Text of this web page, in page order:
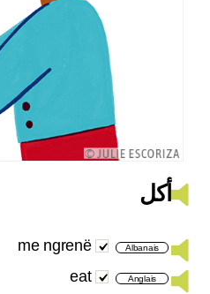
أكل
Albanais
me ngrenë
Anglais
eat